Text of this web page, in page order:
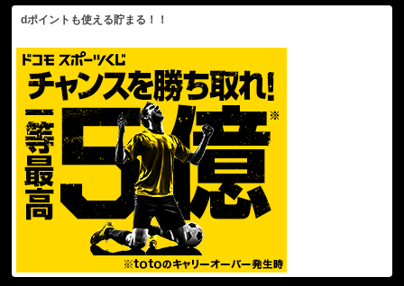
dポイントも使える貯まる！！